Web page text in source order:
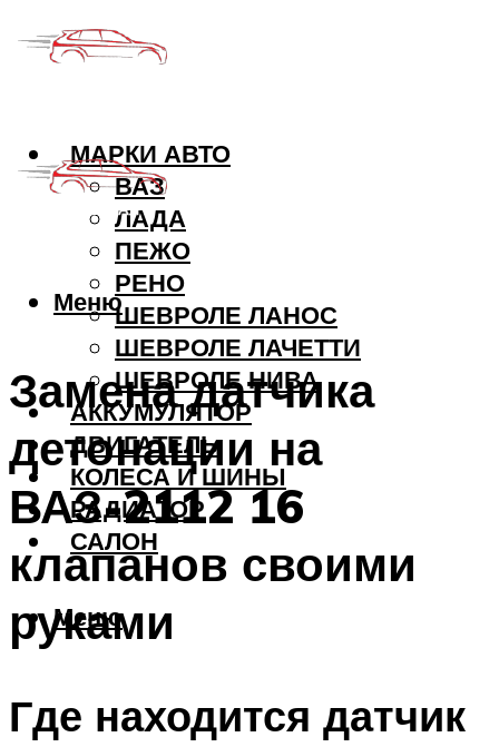
МАРКИ АВТО
ВАЗ
ЛАДА
ПЕЖО
РЕНО
ШЕВРОЛЕ ЛАНОС
ШЕВРОЛЕ ЛАЧЕТТИ
ШЕВРОЛЕ НИВА
АККУМУЛЯТОР
ДВИГАТЕЛЬ
КОЛЕСА И ШИНЫ
РАДИАТОР
САЛОН
Меню
Меню
Замена датчика
детонации на
ВАЗ-2112 16
клапанов своими
руками
Где находится датчик